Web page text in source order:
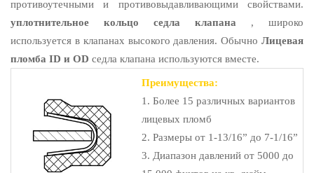
противоутечными и противовыдавливающими свойствами.
уплотнительное кольцо седла клапана , широко
используется в клапанах высокого давления. Обычно Лицевая
пломба ID и OD седла клапана используются вместе.
Преимущества:
1. Более 15 различных вариантов
лицевых пломб
2. Размеры от 1-13/16” до 7-1/16”
3. Диапазон давлений от 5000 до